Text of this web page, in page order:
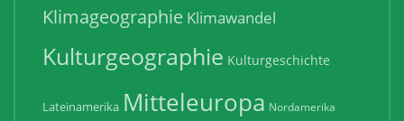
Klimageographie Klimawandel
Kulturgeographie Kulturgeschichte
Lateinamerika Mitteleuropa Nordamerika